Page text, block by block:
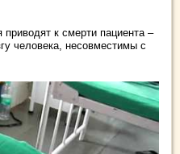
к смерти пациента –
человека, несовместимы с